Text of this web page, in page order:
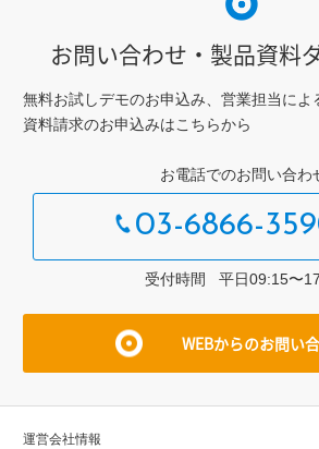
お問い合わせ・製品資料
無料お試しデモのお申込み、営業担当によ
資料請求のお申込みはこちらから
お電話でのお問い合わ
03-6866-
受付時間 平⽇09:15〜
WEBからのお問い
運営会社情報